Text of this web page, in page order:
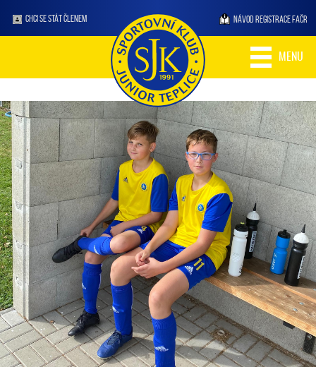
CHCI SE STÁT ČLENEM NÁVOD REGISTRACE FAČR
MENU